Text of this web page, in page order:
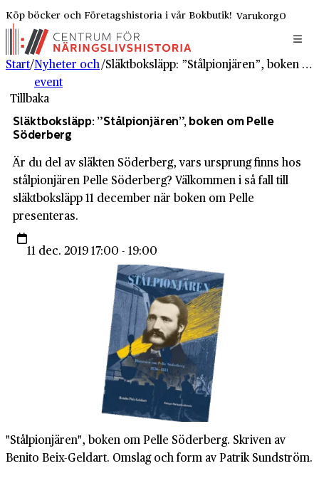
Köp böcker och Företagshistoria i vår Bokbutik! Varukorg0
Start/Nyheter och
event
/ Släktboksläpp: ”Stålpionjären”, boken om Pelle Söderberg
Tillbaka
Släktboksläpp: ”Stålpionjären”, boken om Pelle
Söderberg
Är du del av släkten Söderberg, vars ursprung finns hos
stålpionjären Pelle Söderberg? Välkommen i så fall till
släktboksläpp 11 december när boken om Pelle
presenteras.
11 dec. 2019 17:00 - 19:00
"Stålpionjären", boken om Pelle Söderberg. Skriven av
Benito Beix-Geldart. Omslag och form av Patrik Sundström.